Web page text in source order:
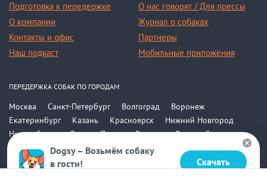
Dogsy – Возьмём собаку
в гости!
Скачать
Подготовка к передержке
О компании
Контакты и офис
Наш подкаст
О нас говорят / Для прессы
Журнал о собаках
Партнеры
Мобильные приложения
© 2015-2026, ООО «Догси»
ПЕРЕДЕРЖКА СОБАК ПО ГОРОДАМ
Москва Санкт-Петербург Волгоград
Воронеж
Екатеринбург
Казань Красноярск
Нижний Новгород
Новосибирск
Омск Пермь Ростов-на-Дону
Самара
Саратов
Уфа Челябинск Все города